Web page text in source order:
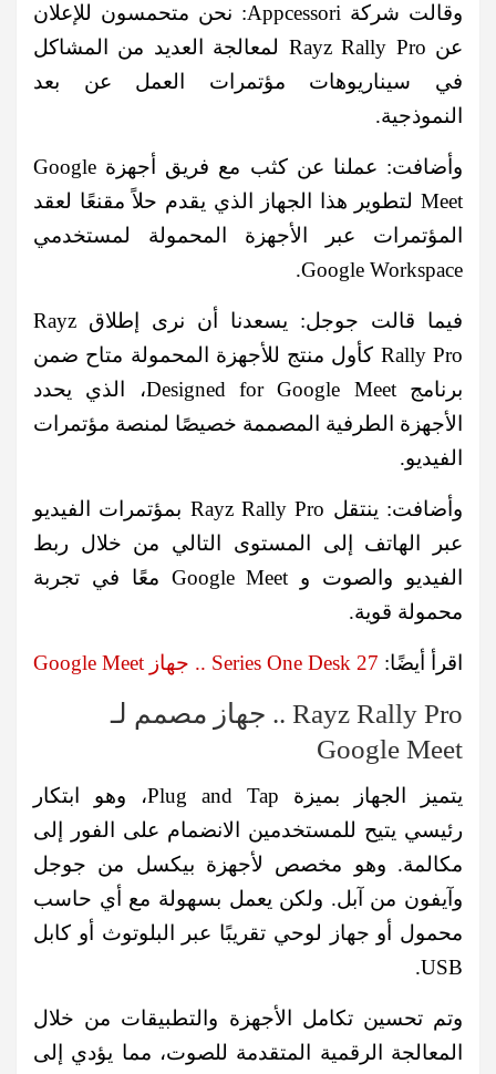
وقالت شركة Appcessori: نحن متحمسون للإعلان
عن Rayz Rally Pro لمعالجة العديد من المشاكل
في سيناريوهات مؤتمرات العمل عن بعد
النموذجية.
وأضافت: عملنا عن كثب مع فريق أجهزة Google
Meet لتطوير هذا الجهاز الذي يقدم حلاً مقنعًا لعقد
المؤتمرات عبر الأجهزة المحمولة لمستخدمي
Google Workspace.
فيما قالت جوجل: يسعدنا أن نرى إطلاق Rayz
Rally Pro كأول منتج للأجهزة المحمولة متاح ضمن
برنامج Designed for Google Meet، الذي يحدد
الأجهزة الطرفية المصممة خصيصًا لمنصة مؤتمرات
الفيديو.
وأضافت: ينتقل Rayz Rally Pro بمؤتمرات الفيديو
عبر الهاتف إلى المستوى التالي من خلال ربط
الفيديو والصوت و Google Meet معًا في تجربة
محمولة قوية.
اقرأ أيضًا: Series One Desk 27 .. جهاز Google Meet
Rayz Rally Pro .. جهاز مصمم لـ
Google Meet
يتميز الجهاز بميزة Plug and Tap، وهو ابتكار
رئيسي يتيح للمستخدمين الانضمام على الفور إلى
مكالمة. وهو مخصص لأجهزة بيكسل من جوجل
وآيفون من آبل. ولكن يعمل بسهولة مع أي حاسب
محمول أو جهاز لوحي تقريبًا عبر البلوتوث أو كابل
USB.
وتم تحسين تكامل الأجهزة والتطبيقات من خلال
المعالجة الرقمية المتقدمة للصوت، مما يؤدي إلى